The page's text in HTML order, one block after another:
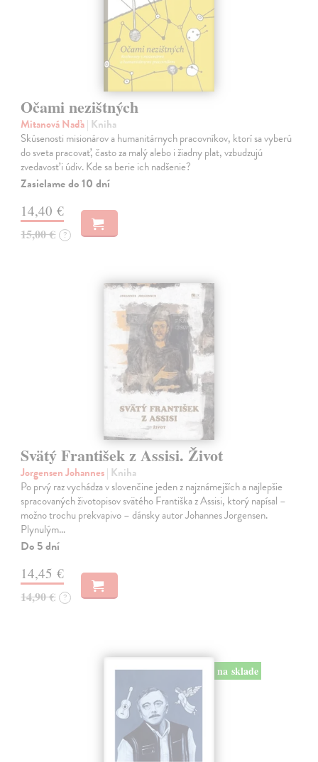
Očami nezištných
Mitanová Naďa| Kniha
Skúsenosti misionárov a humanitárnych pracovníkov, ktorí sa vyberú
do sveta pracovať, často za malý alebo i žiadny plat, vzbudzujú
zvedavosť i údiv. Kde sa berie ich nadšenie?
Zasielame do 10 dní
14,40 €
15,00 € ?
Svätý František z Assisi. Život
Jorgensen Johannes| Kniha
Po prvý raz vychádza v slovenčine jeden z najznámejších a najlepšie
spracovaných životopisov svätého Františka z Assisi, ktorý napísal –
možno trochu prekvapivo – dánsky autor Johannes Jorgensen.
Plynulým…
Do 5 dní
14,45 €
14,90 € ?
na sklade